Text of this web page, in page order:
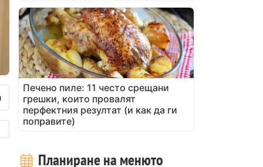
Печено пиле: 11 често срещани
грешки, които провалят
перфектния резултат (и как да ги
поправите)
Планиране на менюто